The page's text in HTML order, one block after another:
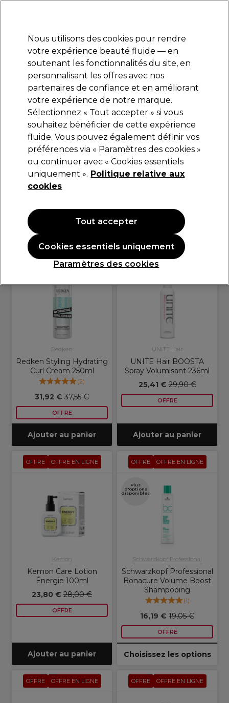
Se connecter
Marques Bons plans Coiffure Electro et Matériel
Livraison et délais
lire la suite
Coiffure Types et conditions de cheveux Cheveux fins
Cheveux fins
Apportez du volume et du corps aux cheveux fins avec
des formules légères qui ne les alourdissent pas.
Trier par:Pertinence
OFFRE
Redken
Redken Styling Hydrating
Curl Cream 250ml
(2)
31,92 € 37,55 €
OFFRE
Ajouter au panier
OFFRE OFFRE EN LIGNE
UNITE Hair
UNITE Hair BOOSTA
Spray Volumisant 236ml
25,41 €29,90 €
OFFRE
Ajouter au panier
OFFRE OFFRE EN LIGNE
Kemon
Kemon Care Lotion
Énergie 100ml
23,80 € 28,00 €
OFFRE
Ajouter au panier
OFFRE OFFRE EN LIGNE
Plus
d'options
disponibles
Schwarzkopf Professional
Schwarzkopf Professional
Bonacure Volume Boost
Shampooing
(1)
16,19 € 19,05 €
OFFRE
Choisissez les options
OFFRE OFFRE EN LIGNE OFFRE OFFRE EN LIGNE
Nous utilisons des cookies pour rendre
votre expérience beauté fluide — en
soutenant les fonctionnalités du site, en
personnalisant les offres avec nos
partenaires de confiance et en améliorant
votre expérience de notre marque.
Sélectionnez « Tout accepter » si vous
souhaitez bénéficier de cette expérience
fluide. Vous pouvez également définir vos
préférences via « Paramètres des cookies »
ou continuer avec « Cookies essentiels
uniquement ». Politique relative aux
cookies
Paramètres des cookies
Cookies essentiels uniquement
Tout accepter